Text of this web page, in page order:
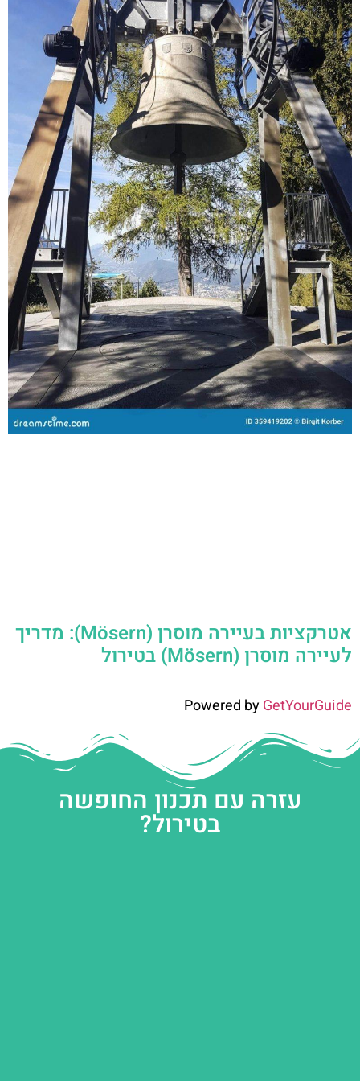
אטרקציות בעיירה מוסרן (Mösern): מדריך
לעיירה מוסרן (Mösern) בטירול
Powered byGetYourGuide
עזרה עם תכנון החופשה
בטירול?